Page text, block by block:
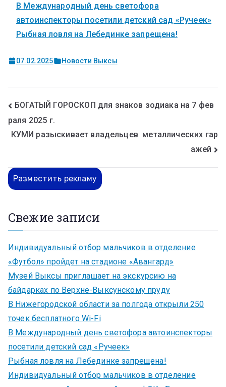
В Международный день светофора
автоинспекторы посетили детский сад «Ручеек»
Рыбная ловля на Лебединке запрещена!
07.02.2025 Новости Выксы
БОГАТЫЙ ГОРОСКОП для знаков зодиака на 7 фев
раля 2025 г.
КУМИ разыскивает владельцев металлических гар
ажей
Разместить рекламу
Свежие записи
Индивидуальный отбор мальчиков в отделение
«Футбол» пройдет на стадионе «Авангард»
Музей Выксы приглашает на экскурсию на
байдарках по Верхне-Выксунскому пруду
В Нижегородской области за полгода открыли 250
точек бесплатного Wi-Fi
В Международный день светофора автоинспекторы
посетили детский сад «Ручеек»
Рыбная ловля на Лебединке запрещена!
Индивидуальный отбор мальчиков в отделение